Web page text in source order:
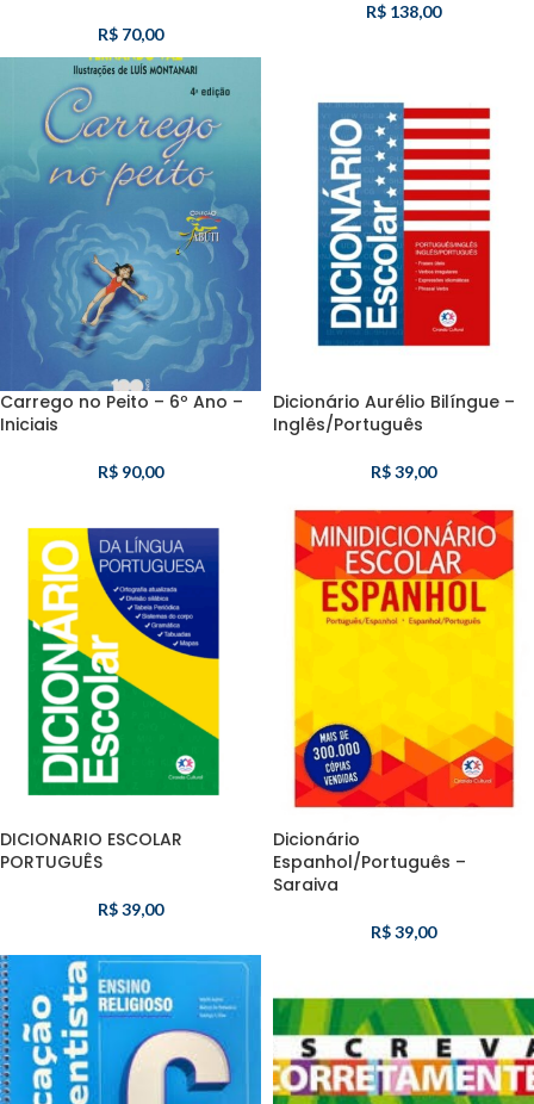
R$ 70,00
R$ 138,00
Carrego no Peito – 6º Ano –
Iniciais
R$ 90,00
Dicionário Aurélio Bilíngue –
Inglês/Português
R$39,00
DICIONARIO ESCOLAR
PORTUGUÊS
R$39,00
Dicionário
Espanhol/Português –
Saraiva
R$39,00